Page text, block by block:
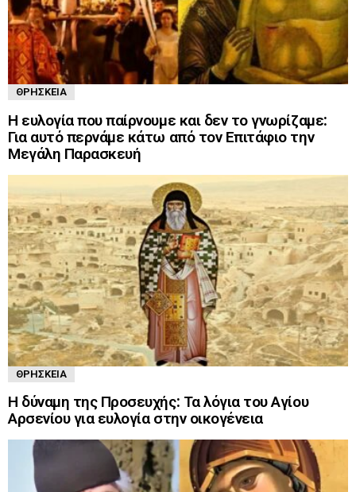
ΘΡΗΣΚΕΊΑ
Η ευλογία που παίρνουμε και δεν το γνωρίζαμε:
Για αυτό περνάμε κάτω από τον Επιτάφιο την
Μεγάλη Παρασκευή
ΘΡΗΣΚΕΊΑ
Η δύναμη της Προσευχής: Τα λόγια του Αγίου
Αρσενίου για ευλογία στην οικογένεια